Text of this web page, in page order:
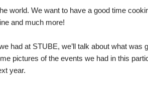
world. We want to have a good time
and much more!
had at STUBE, we’ll talk about what was
pictures of the events we had in this
year.